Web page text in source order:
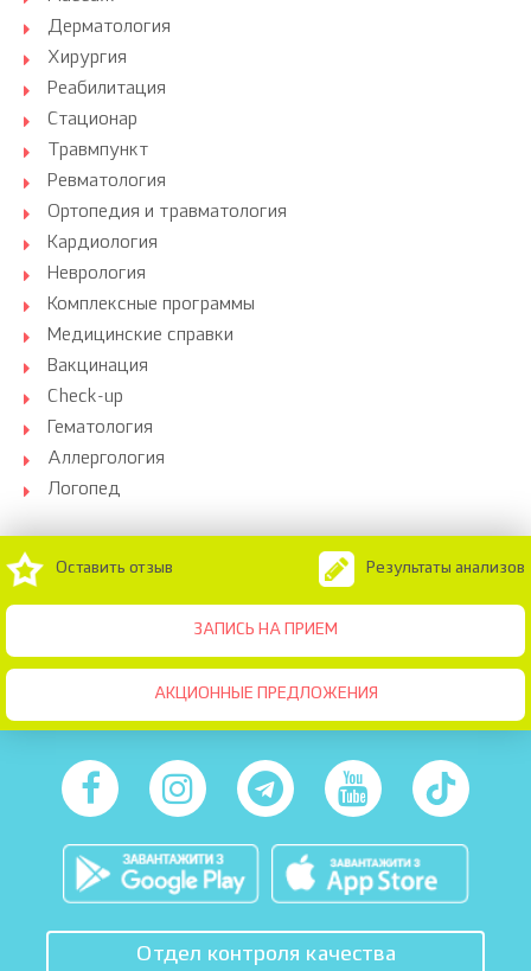
Дерматология
Хирургия
Реабилитация
Стационар
Травмпункт
Ревматология
Ортопедия и травматология
Кардиология
Неврология
Комплексные программы
Медицинские справки
Вакцинация
Check-up
Гематология
Аллергология
Логопед
ЗАПИСЬ НА ПРИЕМ
Оставить отзыв Результаты анализов
АКЦИОННЫЕ ПРЕДЛОЖЕНИЯ
Отдел контроля качества